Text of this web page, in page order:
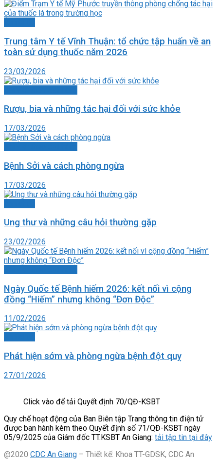
Trung tâm Y tế Vĩnh Thuận: tổ chức tập huấn về an
toàn sử dụng thuốc năm 2026
23/03/2026
Rượu, bia và những tác hại đối với sức khỏe
17/03/2026
Bệnh Sởi và cách phòng ngừa
17/03/2026
Ung thư và những câu hỏi thường gặp
23/02/2026
Ngày Quốc tế Bệnh hiếm 2026: kết nối vì cộng
đồng “Hiếm” nhưng không “Đơn Độc”
11/02/2026
Phát hiện sớm và phòng ngừa bệnh đột quỵ
27/01/2026
Click vào để tải Quyết định 70/QĐ-KSBT
Quy chế hoạt động của Ban Biên tập Trang thông tin điện tử
được ban hành kèm theo Quyết định số 71/QĐ-KSBT ngày
05/9/2025 của Giám đốc TT.KSBT An Giang: tải tập tin tại đây
@2020 CDC An Giang – Thiết kế: Khoa TT-GDSK, CDC An